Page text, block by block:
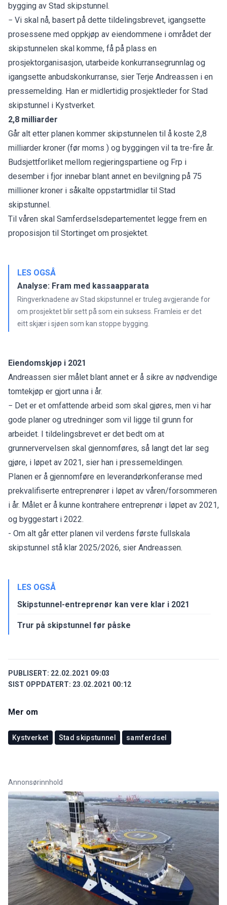
bygging av Stad skipstunnel.
− Vi skal nå, basert på dette tildelingsbrevet, igangsette
prosessene med oppkjøp av eiendommene i området der
skipstunnelen skal komme, få på plass en
prosjektorganisasjon, utarbeide konkurransegrunnlag og
igangsette anbudskonkurranse, sier Terje Andreassen i en
pressemelding. Han er midlertidig prosjektleder for Stad
skipstunnel i Kystverket.
2,8 milliarder
Går alt etter planen kommer skipstunnelen til å koste 2,8
milliarder kroner (før moms ) og byggingen vil ta tre-fire år.
Budsjettforliket mellom regjeringspartiene og Frp i
desember i fjor innebar blant annet en bevilgning på 75
millioner kroner i såkalte oppstartmidlar til Stad
skipstunnel.
Til våren skal Samferdselsdepartementet legge frem en
proposisjon til Stortinget om prosjektet.
LES OGSÅ
Analyse: Fram med kassaapparata
Ringverknadene av Stad skipstunnel er truleg avgjerande for
om prosjektet blir sett på som ein suksess. Framleis er det
eitt skjær i sjøen som kan stoppe bygging.
Eiendomskjøp i 2021
Andreassen sier målet blant annet er å sikre av nødvendige
tomtekjøp er gjort unna i år.
− Det er et omfattende arbeid som skal gjøres, men vi har
gode planer og utredninger som vil ligge til grunn for
arbeidet. I tildelingsbrevet er det bedt om at
grunnervervelsen skal gjennomføres, så langt det lar seg
gjøre, i løpet av 2021, sier han i pressemeldingen.
Planen er å gjennomføre en leverandørkonferanse med
prekvalifiserte entreprenører i løpet av våren/forsommeren
i år. Målet er å kunne kontrahere entreprenør i løpet av 2021,
og byggestart i 2022.
- Om alt går etter planen vil verdens første fullskala
skipstunnel stå klar 2025/2026, sier Andreassen.
LES OGSÅ
Skipstunnel-entreprenør kan vere klar i 2021
Trur på skipstunnel før påske
PUBLISERT: 22.02.2021 09:03
SIST OPPDATERT: 23.02.2021 00:12
Mer om
Kystverket Stad skipstunnel samferdsel
Annonsørinnhold